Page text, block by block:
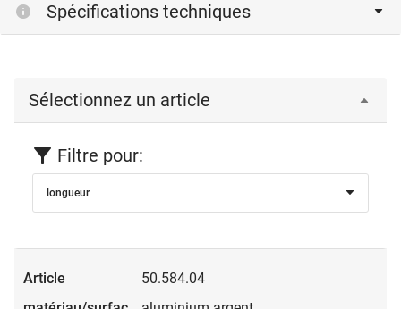
Spécifications techniques
Sélectionnez un article
Filtre pour:
longueur
50.584.04